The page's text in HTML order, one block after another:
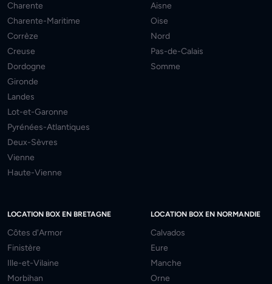
Charente
Charente-Maritime
Corrèze
Creuse
Dordogne
Gironde
Landes
Lot-et-Garonne
Pyrénées-Atlantiques
Deux-Sèvres
Vienne
Haute-Vienne
Aisne
Oise
Nord
Pas-de-Calais
Somme
LOCATION BOX EN BRETAGNE
Côtes d'Armor
Finistère
Ille-et-Vilaine
Morbihan
LOCATION BOX EN NORMANDIE
Calvados
Eure
Manche
Orne